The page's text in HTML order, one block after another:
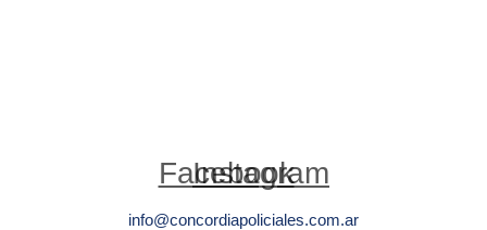
Facebook
Instagram
info@concordiapoliciales.com.ar